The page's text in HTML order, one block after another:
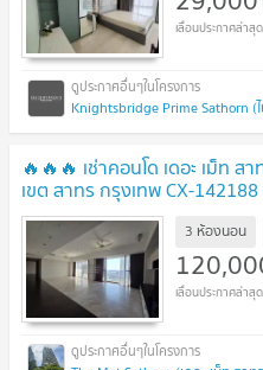
Knightsbridge Prime Sathorn (
🔥🔥🔥 เช่าคอนโด เดอะ เม็ท
เขต สาทร กรุงเทพ CX-
ตอบทันที ทีมงานมืออาชีพ ✅
3 ห้องนอน